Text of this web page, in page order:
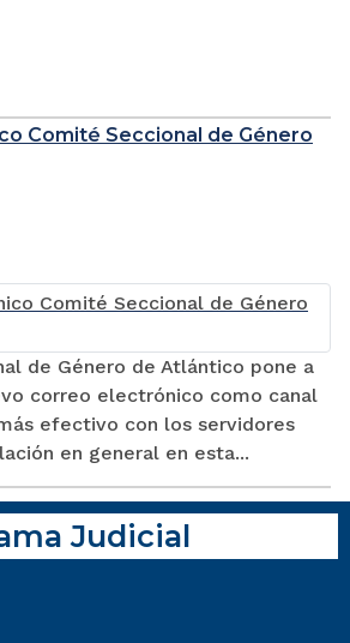
Comité Seccional de Género
de Género de Atlántico pone a
correo electrónico como canal
efectivo con los servidores
en general en esta...
Judicial